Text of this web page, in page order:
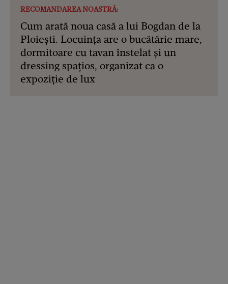
RECOMANDAREA NOASTRĂ:
Cum arată noua casă a lui Bogdan de la
Ploiești. Locuința are o bucătărie mare,
dormitoare cu tavan înstelat și un
dressing spațios, organizat ca o
expoziție de lux